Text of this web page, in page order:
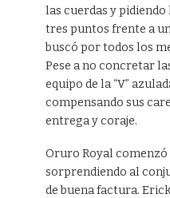
las cuerdas y
tres puntos frente a
buscó por todos los
Pese a no concretar
equipo de la “V”
compensando sus
entrega y coraje.
Oruro Royal
sorprendiendo al
de buena factura.